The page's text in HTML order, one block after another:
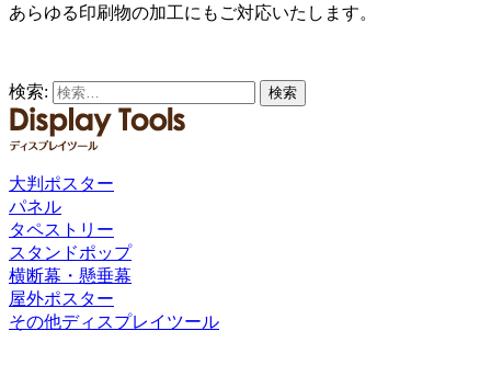
あらゆる印刷物の加工にもご対応いたします。
検索:
大判ポスター
パネル
タペストリー
スタンドポップ
横断幕・懸垂幕
屋外ポスター
その他ディスプレイツール